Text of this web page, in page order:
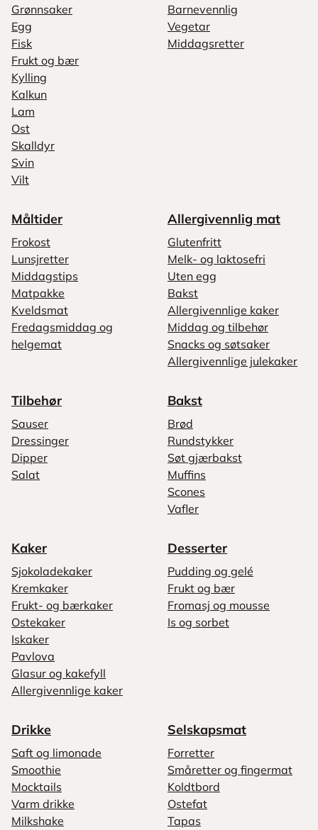
Grønnsaker
Egg
Fisk
Frukt og bær
Kylling
Kalkun
Lam
Ost
Skalldyr
Svin
Vilt
Barnevennlig
Vegetar
Middagsretter
Måltider
Frokost
Lunsjretter
Middagstips
Matpakke
Kveldsmat
Fredagsmiddag og
helgemat
Allergivennlig mat
Glutenfritt
Melk- og laktosefri
Uten egg
Bakst
Allergivennlige kaker
Middag og tilbehør
Snacks og søtsaker
Allergivennlige julekaker
Tilbehør
Sauser
Dressinger
Dipper
Salat
Bakst
Brød
Rundstykker
Søt gjærbakst
Muffins
Scones
Vafler
Kaker
Sjokoladekaker
Kremkaker
Frukt- og bærkaker
Ostekaker
Iskaker
Pavlova
Glasur og kakefyll
Allergivennlige kaker
Desserter
Pudding og gelé
Frukt og bær
Fromasj og mousse
Is og sorbet
Drikke
Saft og limonade
Smoothie
Mocktails
Varm drikke
Milkshake
Selskapsmat
Forretter
Småretter og fingermat
Koldtbord
Ostefat
Tapas